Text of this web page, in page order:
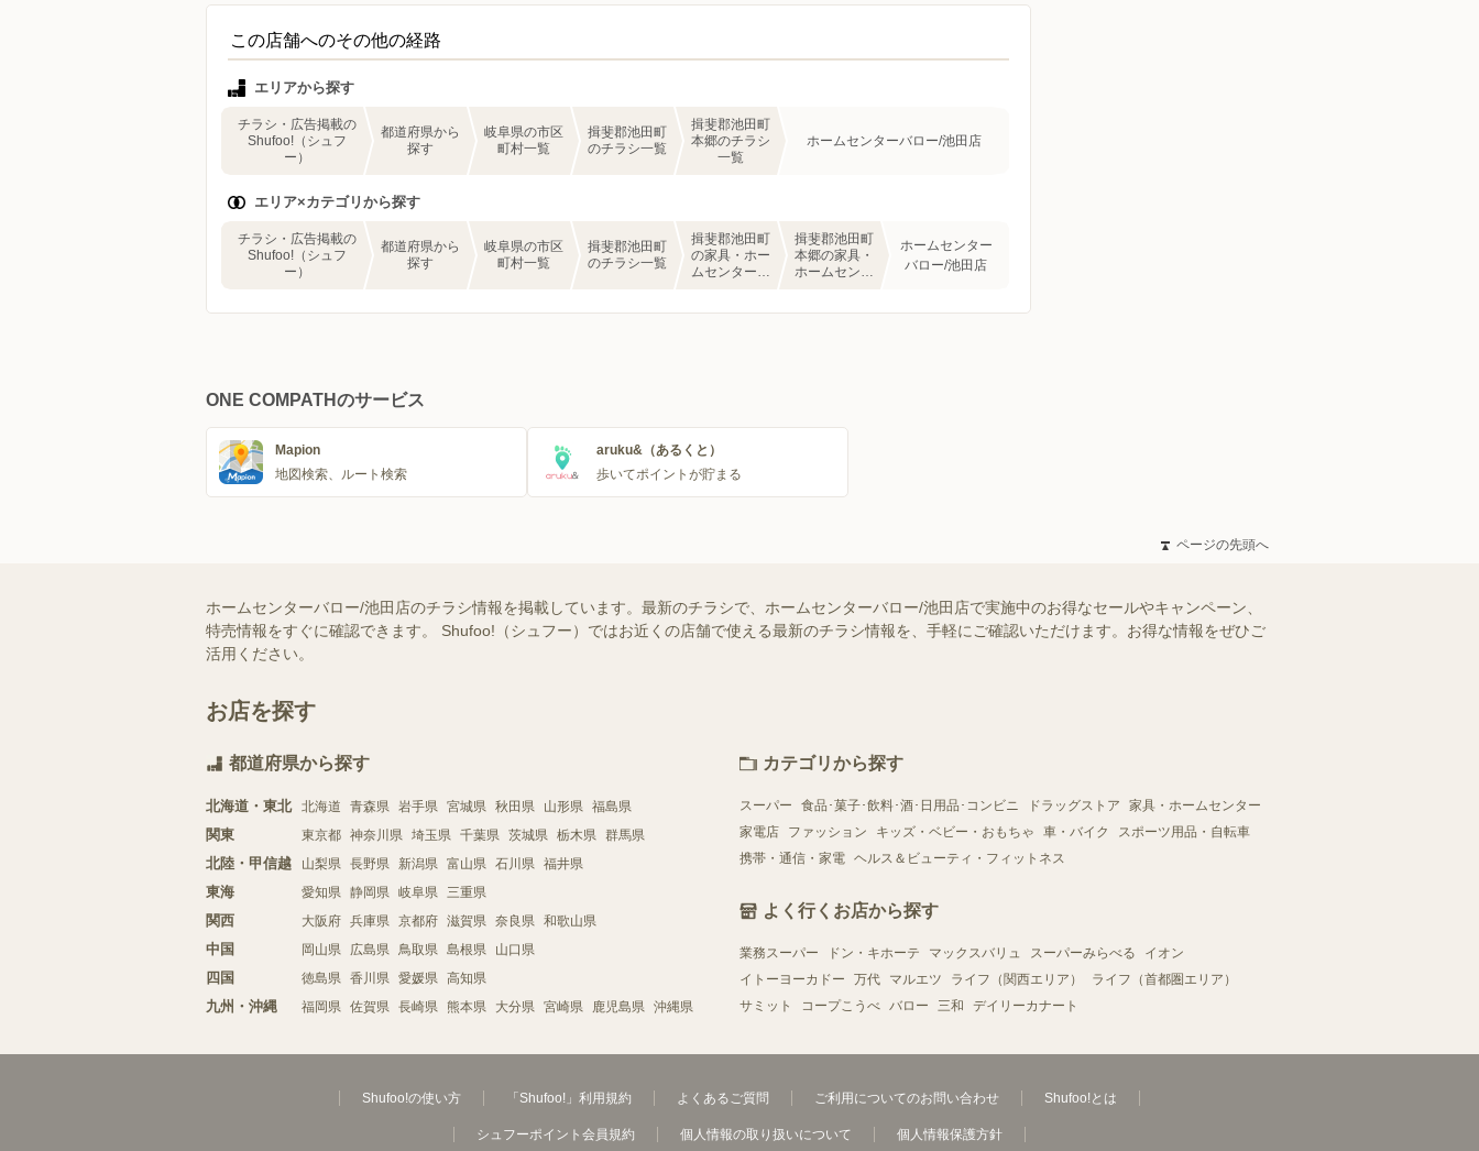
この店舗へのその他の経路
エリアから探す
チラシ・広告掲載の
Shufoo!（シュフ
ー）
都道府県から
探す
岐阜県の市区
町村一覧
揖斐郡池田町
のチラシ一覧
揖斐郡池田町
本郷のチラシ
一覧
ホームセンターバロー/池田店
エリア×カテゴリから探す
チラシ・広告掲載の
Shufoo!（シュフ
ー）
都道府県から
探す
岐阜県の市区
町村一覧
揖斐郡池田町
のチラシ一覧
揖斐郡池田町
の家具・ホー
ムセンターの
揖斐郡池田町
本郷の家具・
ホームセンタ
ホームセンター
バロー/池田店
ONE COMPATHのサービス
Mapion
地図検索、ルート検索
aruku&（あるくと）
歩いてポイントが貯まる
ページの先頭へ
ホームセンターバロー/池田店のチラシ情報を掲載しています。最新のチラシで、ホームセンターバロー/池田店で実施中のお得なセールやキャンペーン、
特売情報をすぐに確認できます。 Shufoo!（シュフー）ではお近くの店舗で使える最新のチラシ情報を、手軽にご確認いただけます。お得な情報をぜひご
活用ください。
お店を探す
都道府県から探す
北海道・東北 北海道 青森県 岩手県 宮城県 秋田県 山形県 福島県
関東 東京都 神奈川県 埼玉県 千葉県 茨城県 栃木県 群馬県
北陸・甲信越 山梨県 長野県 新潟県 富山県 石川県 福井県
東海 愛知県 静岡県 岐阜県 三重県
関西 大阪府 兵庫県 京都府 滋賀県 奈良県 和歌山県
中国 岡山県 広島県 鳥取県 島根県 山口県
四国 徳島県 香川県 愛媛県 高知県
九州・沖縄 福岡県 佐賀県 長崎県 熊本県 大分県 宮崎県 鹿児島県 沖縄県
カテゴリから探す
スーパー 食品･菓子･飲料･酒･日用品･コンビニ ドラッグストア
家具・ホームセンター
家電店
ファッション キッズ・ベビー・おもちゃ 車・バイク
スポーツ用品・自転車
携帯・通信・家電 ヘルス＆ビューティ・フィットネス
よく行くお店から探す
業務スーパー ドン・キホーテ マックスバリュ スーパーみらべる
イオン
イトーヨーカドー
万代 マルエツ ライフ（関西エリア）
ライフ（首都圏エリア）
サミット
コープこうべ バロー 三和 デイリーカナート
Shufoo!の使い方 「Shufoo!」利用規約 よくあるご質問 ご利用についてのお問い合わせ Shufoo!とは
シュフーポイント会員規約 個人情報の取り扱いについて 個人情報保護方針